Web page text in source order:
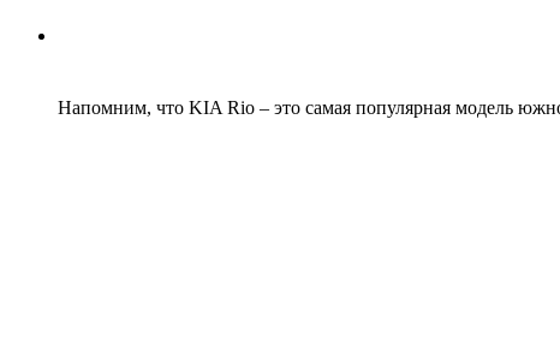
Напомним, что KIA Rio – это самая популярная модель